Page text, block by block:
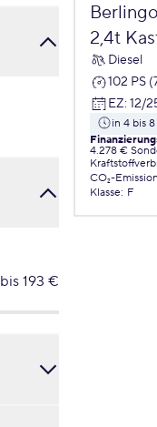
bis 193 €
2,4t
Diesel
102 PS
EZ: 12/
in 4 bis
4.278 €
CO₂-
Klasse: F